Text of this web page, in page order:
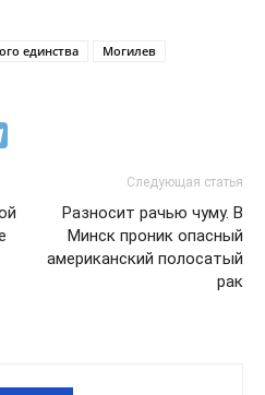
единства Могилев
Следующая статья
Разносит рачью чуму. В
Минск проник опасный
американский полосатый
рак